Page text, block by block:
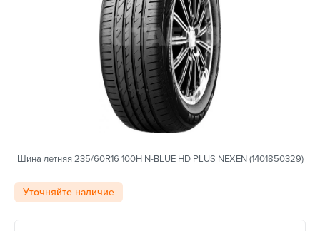
Шина летняя 235/60R16 100H N-BLUE HD PLUS NEXEN (1401850329)
Уточняйте наличие